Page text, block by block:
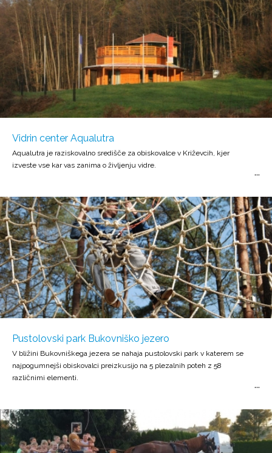
Vidrin center Aqualutra
Aqualutra je raziskovalno središče za obiskovalce v Križevcih, kjer
izveste vse kar vas zanima o življenju vidre.
Pustolovski park Bukovniško jezero
V bližini Bukovniškega jezera se nahaja pustolovski park v katerem se
najpogumnejši obiskovalci preizkusijo na 5 plezalnih poteh z 58
različnimi elementi.